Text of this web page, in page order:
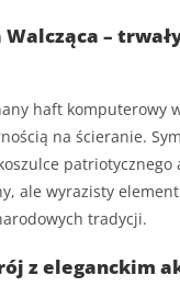
Walcząca –
haft komputerowy
na ścieranie.
patriotycznego
ale wyrazisty
tradycji.
z eleganckim